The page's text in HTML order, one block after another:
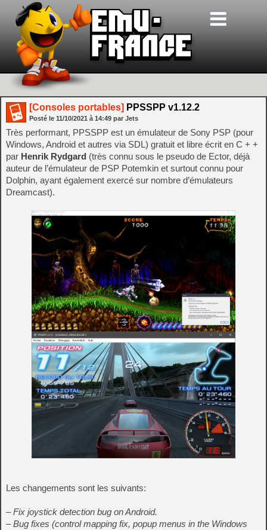
[Consoles portables] PPSSPP v1.12.2
Posté le 11/10/2021 à 14:49 par Jets
Très performant, PPSSPP est un émulateur de Sony PSP (pour
Windows, Android et autres via SDL) gratuit et libre écrit en C + +
par Henrik Rydgard (très connu sous le pseudo de Ector, déjà
auteur de l’émulateur de PSP Potemkin et surtout connu pour
Dolphin, ayant également exercé sur nombre d’émulateurs
Dreamcast).
Les changements sont les suivants:
– Fix joystick detection bug on Android.
– Bug fixes (control mapping fix, popup menus in the Windows